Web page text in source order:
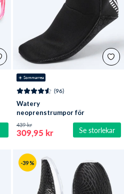
☀️ Sommarrea
Se storlekar
(96)
Watery
neoprenstrumpor för
öppet vatten - Reptile (3
mm) - Svart
309,95 kr
439 kr
-39 %